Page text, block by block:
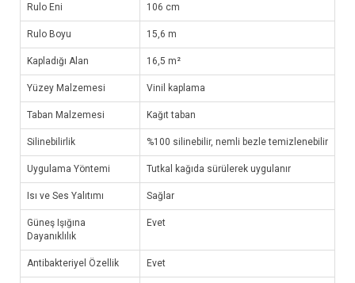
Rulo Eni 106 cm
Rulo Boyu 15,6 m
Kapladığı Alan 16,5 m²
Yüzey Malzemesi Vinil kaplama
Taban Malzemesi Kağıt taban
Silinebilirlik %100 silinebilir, nemli bezle temizlenebilir
Uygulama Yöntemi Tutkal kağıda sürülerek uygulanır
Isı ve Ses Yalıtımı Sağlar
Güneş Işığına
Dayanıklılık
Evet
Antibakteriyel Özellik Evet